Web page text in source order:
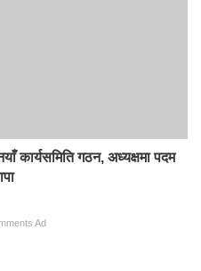
कार्यसमिति गठन, अध्यक्षमा पदम
Ad